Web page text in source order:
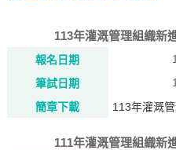
113年灌溉管理組織新
報名日期
筆試日期
簡章下載
113年灌溉
111年灌溉管理組織新